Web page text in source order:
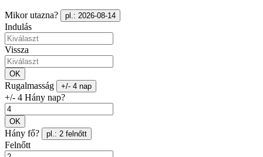
Mikor utazna? pl.: 2026-08-14
Indulás
Vissza
OK
Rugalmasság +/- 4 nap
+/- 4 Hány nap?
OK
Hány fő? pl.: 2 felnőtt
Felnőtt